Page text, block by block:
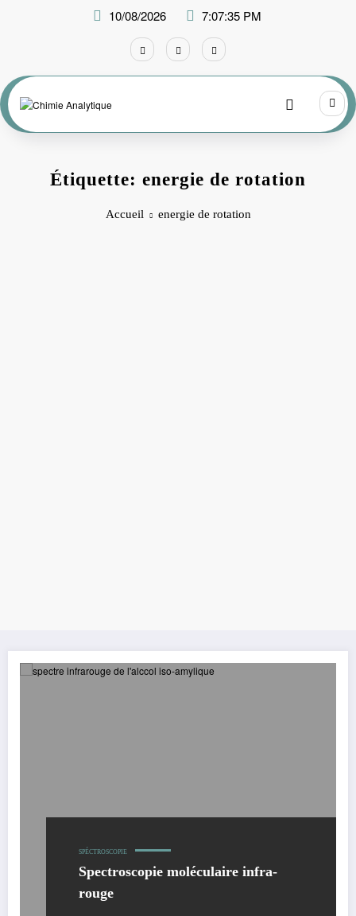
10/08/2026 7:07:35 PM
Étiquette: energie de rotation
Accueil energie de rotation
SPÉCTROSCOPIE
Spectroscopie moléculaire infra-
rouge